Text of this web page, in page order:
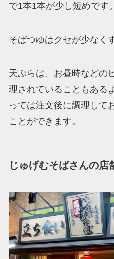
で1本1本が少し短めです。
そばつゆはクセが少なく
天ぷらは、お昼時などの
理されていることもある
っては注文後に調理して
ことができます。
じゅげむそばさんの店